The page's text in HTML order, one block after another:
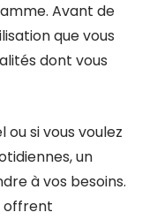
Avant de
que vous
dont vous
ou si vous voulez
un
à vos besoins.
offrent